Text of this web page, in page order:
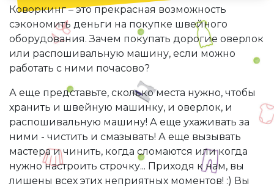
Коворкинг – это прекрасная возможность
сэкономить деньги на покупке швейного
оборудования. Зачем покупать дорогие оверлок
или распошивальную машину, если можно
работать с ними почасово?
А еще представьте, сколько места нужно, чтобы
хранить и швейную машинку, и оверлок, и
распошивальную машину! А еще ухаживать за
ними - чистить и смазывать! А еще вызывать
мастера и чинить, когда сломаются или когда
нужно настроить строчку... Приходя к нам, вы
лишены всех этих неприятных моментов! :) Вы